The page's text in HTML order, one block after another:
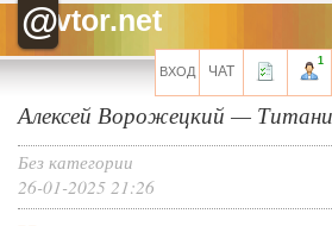
@vtor.net
Хелла Черноушева
Сарочка Кисова
Художник так видит. Почему
претензий? Даная всяко красивей!
ВХОД ЧАТ
1
Алексей Ворожецкий —
Без категории
26-01-2025 21:26